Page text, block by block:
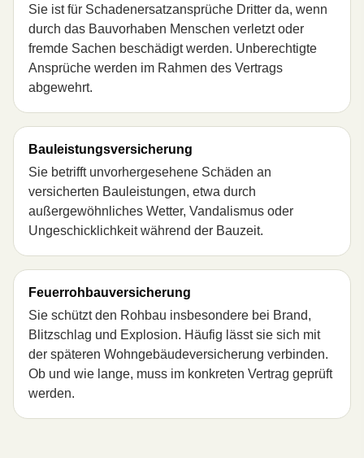
Sie ist für Schadenersatzansprüche Dritter da, wenn
durch das Bauvorhaben Menschen verletzt oder
fremde Sachen beschädigt werden. Unberechtigte
Ansprüche werden im Rahmen des Vertrags
abgewehrt.
Bauleistungsversicherung
Sie betrifft unvorhergesehene Schäden an
versicherten Bauleistungen, etwa durch
außergewöhnliches Wetter, Vandalismus oder
Ungeschicklichkeit während der Bauzeit.
Feuerrohbauversicherung
Sie schützt den Rohbau insbesondere bei Brand,
Blitzschlag und Explosion. Häufig lässt sie sich mit
der späteren Wohngebäudeversicherung verbinden.
Ob und wie lange, muss im konkreten Vertrag geprüft
werden.